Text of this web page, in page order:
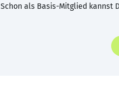
Schon als Basis-Mitglied kannst